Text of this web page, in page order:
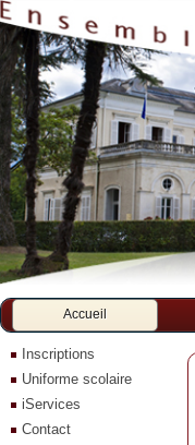
Accueil
Inscriptions
Uniforme scolaire
iServices
Contact